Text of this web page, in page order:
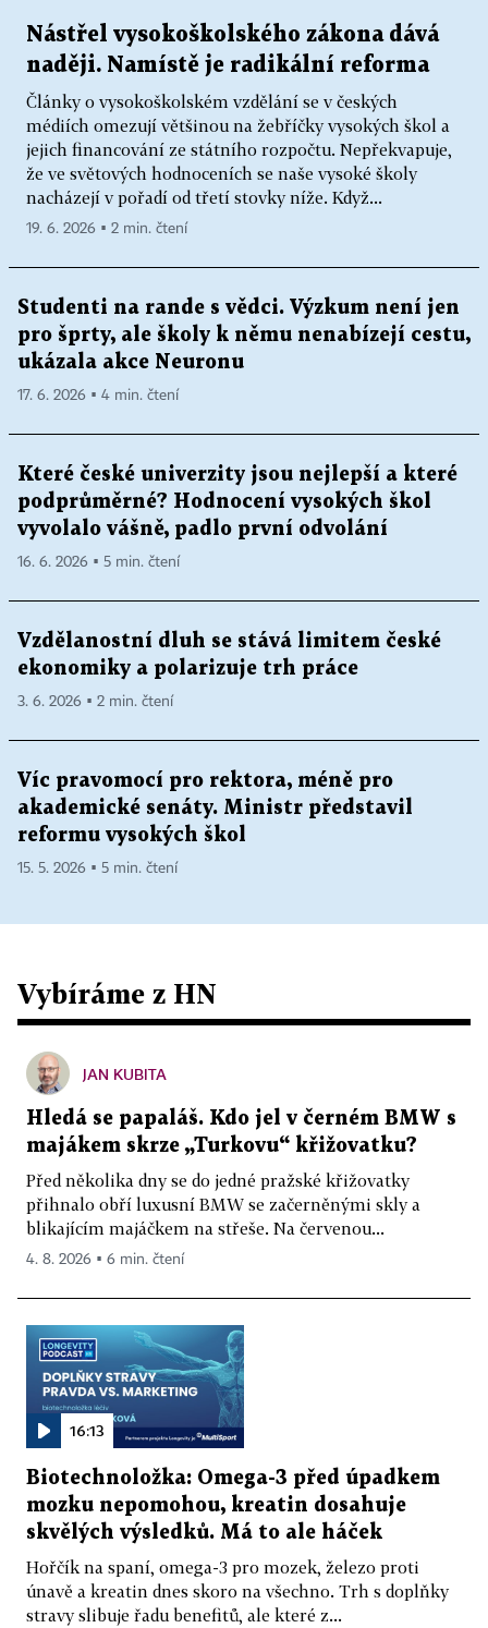
Nástřel vysokoškolského zákona dává
naději. Namístě je radikální reforma
Články o vysokoškolském vzdělání se v českých
médiích omezují většinou na žebříčky vysokých škol a
jejich financování ze státního rozpočtu. Nepřekvapuje,
že ve světových hodnoceních se naše vysoké školy
nacházejí v pořadí od třetí stovky níže. Když...
19. 6. 2026 ▪ 2 min. čtení
Studenti na rande s vědci. Výzkum není jen
pro šprty, ale školy k němu nenabízejí cestu,
ukázala akce Neuronu
17. 6. 2026 ▪ 4 min. čtení
Které české univerzity jsou nejlepší a které
podprůměrné? Hodnocení vysokých škol
vyvolalo vášně, padlo první odvolání
16. 6. 2026 ▪ 5 min. čtení
Vzdělanostní dluh se stává limitem české
ekonomiky a polarizuje trh práce
3. 6. 2026 ▪ 2 min. čtení
Víc pravomocí pro rektora, méně pro
akademické senáty. Ministr představil
reformu vysokých škol
15. 5. 2026 ▪ 5 min. čtení
Vybíráme z HN
JAN KUBITA
Hledá se papaláš. Kdo jel v černém BMW s
majákem skrze „Turkovu“ křižovatku?
Před několika dny se do jedné pražské křižovatky
přihnalo obří luxusní BMW se začerněnými skly a
blikajícím majáčkem na střeše. Na červenou...
4. 8. 2026 ▪ 6 min. čtení
16:13
Biotechnoložka: Omega-3 před úpadkem
mozku nepomohou, kreatin dosahuje
skvělých výsledků. Má to ale háček
Hořčík na spaní, omega-3 pro mozek, železo proti
únavě a kreatin dnes skoro na všechno. Trh s doplňky
stravy slibuje řadu benefitů, ale které z...